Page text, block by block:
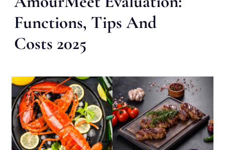
Functions, Tips And
Costs 2025